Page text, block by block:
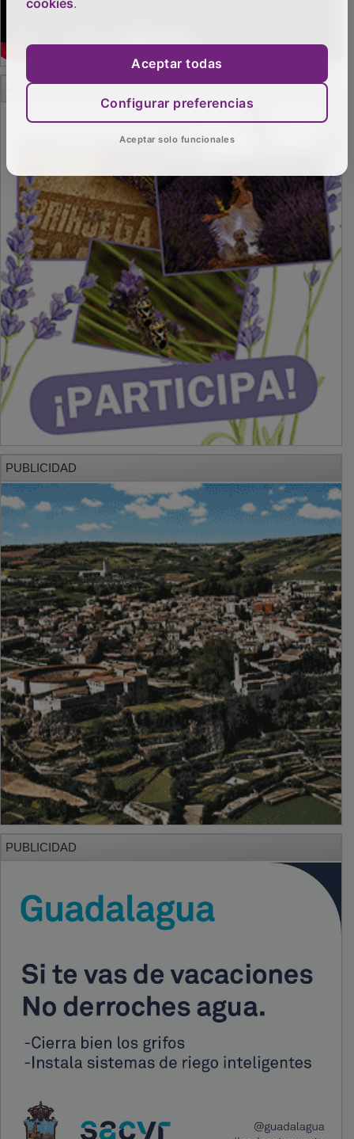
PUBLICIDAD
PUBLICIDAD
cookies.
Aceptar todas
Configurar preferencias
Aceptar solo funcionales